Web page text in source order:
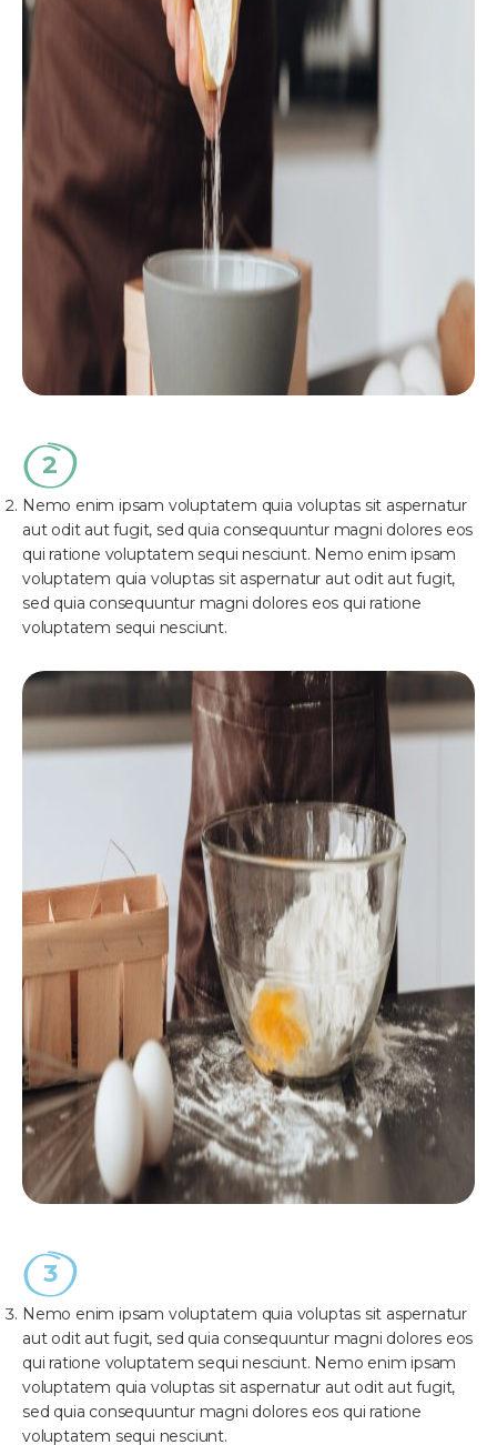
Nemo enim ipsam voluptatem quia voluptas sit aspernatur
aut odit aut fugit, sed quia consequuntur magni dolores eos
qui ratione voluptatem sequi nesciunt. Nemo enim ipsam
voluptatem quia voluptas sit aspernatur aut odit aut fugit,
sed quia consequuntur magni dolores eos qui ratione
voluptatem sequi nesciunt.
Nemo enim ipsam voluptatem quia voluptas sit aspernatur
aut odit aut fugit, sed quia consequuntur magni dolores eos
qui ratione voluptatem sequi nesciunt. Nemo enim ipsam
voluptatem quia voluptas sit aspernatur aut odit aut fugit,
sed quia consequuntur magni dolores eos qui ratione
voluptatem sequi nesciunt.